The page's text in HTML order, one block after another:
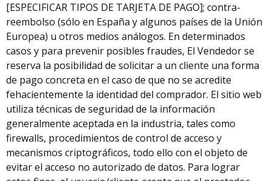
[ESPECIFICAR TIPOS DE TARJETA DE PAGO]; contra-
reembolso (sólo en España y algunos países de la Unión
Europea) u otros medios análogos. En determinados
casos y para prevenir posibles fraudes, El Vendedor se
reserva la posibilidad de solicitar a un cliente una forma
de pago concreta en el caso de que no se acredite
fehacientemente la identidad del comprador. El sitio web
utiliza técnicas de seguridad de la información
generalmente aceptada en la industria, tales como
firewalls, procedimientos de control de acceso y
mecanismos criptográficos, todo ello con el objeto de
evitar el acceso no autorizado de datos. Para lograr